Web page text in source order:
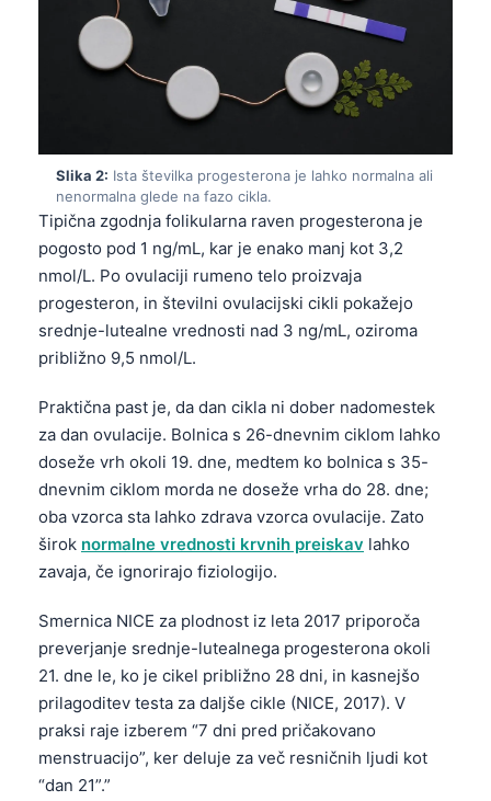
Slika 2: Ista številka progesterona je lahko normalna ali
nenormalna glede na fazo cikla.
Tipična zgodnja folikularna raven progesterona je
pogosto pod 1 ng/mL, kar je enako manj kot 3,2
nmol/L. Po ovulaciji rumeno telo proizvaja
progesteron, in številni ovulacijski cikli pokažejo
srednje-lutealne vrednosti nad 3 ng/mL, oziroma
približno 9,5 nmol/L.
Praktična past je, da dan cikla ni dober nadomestek
za dan ovulacije. Bolnica s 26-dnevnim ciklom lahko
doseže vrh okoli 19. dne, medtem ko bolnica s 35-
dnevnim ciklom morda ne doseže vrha do 28. dne;
oba vzorca sta lahko zdrava vzorca ovulacije. Zato
širok normalne vrednosti krvnih preiskav lahko
zavaja, če ignorirajo fiziologijo.
Smernica NICE za plodnost iz leta 2017 priporoča
preverjanje srednje-lutealnega progesterona okoli
21. dne le, ko je cikel približno 28 dni, in kasnejšo
prilagoditev testa za daljše cikle (NICE, 2017). V
praksi raje izberem “7 dni pred pričakovano
menstruacijo”, ker deluje za več resničnih ljudi kot
“dan 21”.”